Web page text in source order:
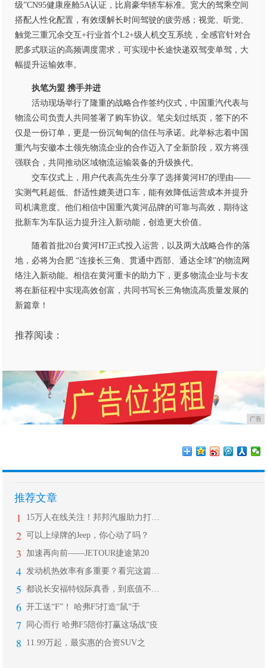
级”CN95健康座舱5A认证，比肩豪华轿车标准。宽大的驾乘空间
搭配人性化配置，有效缓解长时间驾驶的疲劳感；视觉、听觉、
触觉三重冗余交互+行业首个L2+级人机交互系统，全感官针对合
肥多式联运的高频调度需求，可实现中长途快递双驾变单驾，大
幅提升运输效率。
执笔为盟 携手并进
活动现场举行了隆重的战略合作签约仪式，中国重汽代表与
物流公司负责人共同签署了购车协议。笔尖划过纸页，签下的不
仅是一份订单，更是一份沉甸甸的信任与承诺。此举标志着中国
重汽与安徽本土领先物流企业的合作迈入了全新阶段，双方将强
强联合，共同推动区域物流运输装备的升级换代。
交车仪式上，用户代表高先生分享了选择黄河H7的理由——
实测气耗超低、舒适性媲美进口车，能有效降低运营成本并提升
司机满意度。他们相信中国重汽黄河品牌的可靠与高效，期待这
批新车为车队运力提升注入新动能，创造更大价值。
随着首批20台黄河H7正式投入运营，以及两大战略合作的落
地，必将为合肥 “连接长三角、贯通中西部、通达全球”的物流网
络注入新动能。相信在黄河重卡的助力下，更多物流企业与卡友
将在新征程中实现高效创富，共同书写长三角物流高质量发展的
新篇章！
推荐阅读：
广告
推荐文章
1 15万人在线关注！邦邦汽服助力打响后
2 可以上绿牌的Jeep，你心动了吗？
3 加速再向前——JETOUR捷途第20
4 发动机热效率有多重要？看完这篇让你秒
5 都说长安福特锐际真香，到底值不值得买
6 开工送“F”！ 哈弗F5打造“鼠”于
7 同心而行 哈弗F5陪你打赢这场战“疫
8 11.99万起，最实惠的合资SUV之